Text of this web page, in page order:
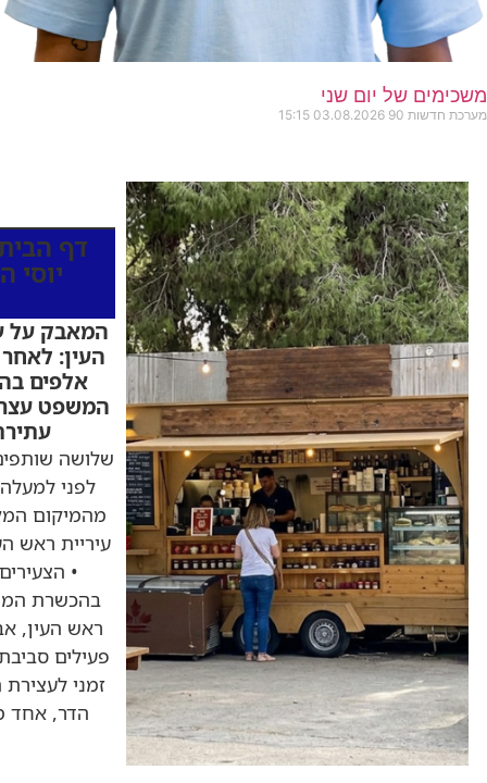
משכימים של יום שני
מערכת חדשות 90 03.08.2026
15:15
דף
יוסי
המאבק על
העין:
אלפים
המשפט
שלושה
לפני
מהמיקום
עיריית ראש
•
בהכשרת
ראש העין,
פעילים
זמני לעצירת
הדר, אחד